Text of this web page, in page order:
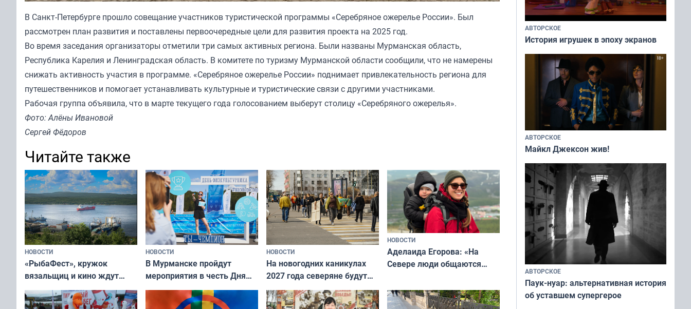
В Санкт-Петербурге прошло совещание участников туристической программы «Серебряное ожерелье России». Был
рассмотрен план развития и поставлены первоочередные цели для развития проекта на 2025 год.
Во время заседания организаторы отметили три самых активных региона. Были названы Мурманская область,
Республика Карелия и Ленинградская область. В комитете по туризму Мурманской области сообщили, что не намерены
снижать активность участия в программе. «Серебряное ожерелье России» поднимает привлекательность региона для
путешественников и помогает устанавливать культурные и туристические связи с другими участниками.
Рабочая группа объявила, что в марте текущего года голосованием выберут столицу «Серебряного ожерелья».
Фото: Алёны Ивановой
Сергей Фёдоров
Читайте также
НОВОСТИ
«РыбаФест», кружок
вязальщиц и кино ждут
мурманчан в эти выходные
НОВОСТИ
В Мурманске пройдут
мероприятия в честь Дня
физкультурника
НОВОСТИ
На новогодних каникулах
2027 года северяне будут
отдыхать 11 дней
НОВОСТИ
Аделаида Егорова: «На
Севере люди общаются
а потому что
ты им интересен»
АВТОРСКОЕ
История игрушек в эпоху экранов
АВТОРСКОЕ
Майкл Джексон жив!
АВТОРСКОЕ
Паук-нуар: альтернативная история
об уставшем супергерое